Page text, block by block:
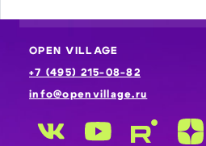
OPEN VILLAGE
+7 (495) 215-08-82
info@openvillage.ru